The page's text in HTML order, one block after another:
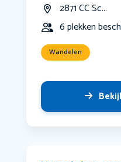
2871 CC Sc...
6 plekken
Wandelen